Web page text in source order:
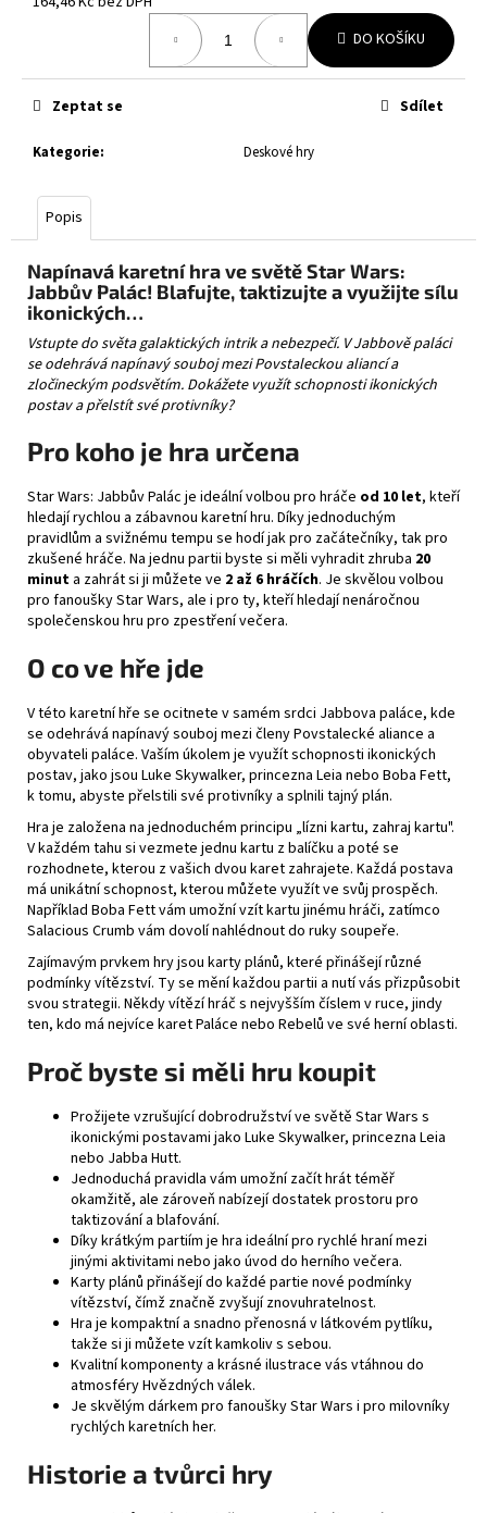
DO KOŠÍKU
Kategorie: Deskové hry
Zeptat se Sdílet
Popis
Napínavá karetní hra ve světě Star Wars:
Jabbův Palác! Blafujte, taktizujte a využijte sílu
ikonických…
Vstupte do světa galaktických intrik a nebezpečí. V Jabbově paláci
se odehrává napínavý souboj mezi Povstaleckou aliancí a
zločineckým podsvětím. Dokážete využít schopnosti ikonických
postav a přelstít své protivníky?
Pro koho je hra určena
Star Wars: Jabbův Palác je ideální volbou pro hráče od 10 let, kteří
hledají rychlou a zábavnou karetní hru. Díky jednoduchým
pravidlům a svižnému tempu se hodí jak pro začátečníky, tak pro
zkušené hráče. Na jednu partii byste si měli vyhradit zhruba 20
minut a zahrát si ji můžete ve 2 až 6 hráčích. Je skvělou volbou
pro fanoušky Star Wars, ale i pro ty, kteří hledají nenáročnou
společenskou hru pro zpestření večera.
O co ve hře jde
V této karetní hře se ocitnete v samém srdci Jabbova paláce, kde
se odehrává napínavý souboj mezi členy Povstalecké aliance a
obyvateli paláce. Vaším úkolem je využít schopnosti ikonických
postav, jako jsou Luke Skywalker, princezna Leia nebo Boba Fett,
k tomu, abyste přelstili své protivníky a splnili tajný plán.
Hra je založena na jednoduchém principu „lízni kartu, zahraj kartu".
V každém tahu si vezmete jednu kartu z balíčku a poté se
rozhodnete, kterou z vašich dvou karet zahrajete. Každá postava
má unikátní schopnost, kterou můžete využít ve svůj prospěch.
Například Boba Fett vám umožní vzít kartu jinému hráči, zatímco
Salacious Crumb vám dovolí nahlédnout do ruky soupeře.
Zajímavým prvkem hry jsou karty plánů, které přinášejí různé
podmínky vítězství. Ty se mění každou partii a nutí vás přizpůsobit
svou strategii. Někdy vítězí hráč s nejvyšším číslem v ruce, jindy
ten, kdo má nejvíce karet Paláce nebo Rebelů ve své herní oblasti.
Proč byste si měli hru koupit
Prožijete vzrušující dobrodružství ve světě Star Wars s
ikonickými postavami jako Luke Skywalker, princezna Leia
nebo Jabba Hutt.
Jednoduchá pravidla vám umožní začít hrát téměř
okamžitě, ale zároveň nabízejí dostatek prostoru pro
taktizování a blafování.
Díky krátkým partiím je hra ideální pro rychlé hraní mezi
jinými aktivitami nebo jako úvod do herního večera.
Karty plánů přinášejí do každé partie nové podmínky
vítězství, čímž značně zvyšují znovuhratelnost.
Hra je kompaktní a snadno přenosná v látkovém pytlíku,
takže si ji můžete vzít kamkoliv s sebou.
Kvalitní komponenty a krásné ilustrace vás vtáhnou do
atmosféry Hvězdných válek.
Je skvělým dárkem pro fanoušky Star Wars i pro milovníky
rychlých karetních her.
Historie a tvůrci hry
e
m
TCG
MCDONALD'S
2025
JAPAN
PROMO
PACK
BOOSTER
(JAPAN)
1
199
Kč